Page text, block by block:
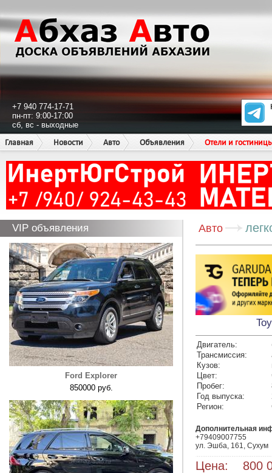
+7 940 774-17-71
пн-пт: 9:00-17:00
сб, вс - выходные
Главная
Новости Авто Объявления Отели и
VIP объявления
Ford Explorer
850000 руб.
Авто
Двигатель:
Трансмиссия:
Кузов:
Цвет:
Пробег:
Год выпуска:
Регион:
Дополнительная
+79409007755
ул. Эшба, 161, Сухум
Цена: 800